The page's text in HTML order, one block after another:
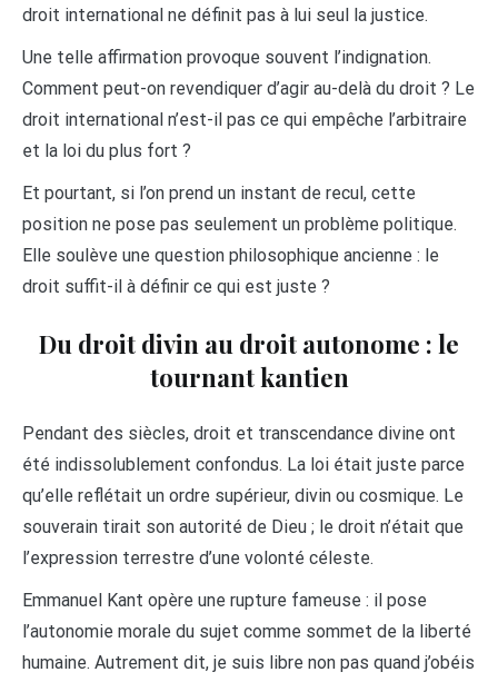
droit international ne définit pas à lui seul la justice.
Une telle affirmation provoque souvent l’indignation.
Comment peut-on revendiquer d’agir au-delà du droit ? Le
droit international n’est-il pas ce qui empêche l’arbitraire
et la loi du plus fort ?
Et pourtant, si l’on prend un instant de recul, cette
position ne pose pas seulement un problème politique.
Elle soulève une question philosophique ancienne : le
droit suffit-il à définir ce qui est juste ?
Du droit divin au droit autonome : le
tournant kantien
Pendant des siècles, droit et transcendance divine ont
été indissolublement confondus. La loi était juste parce
qu’elle reflétait un ordre supérieur, divin ou cosmique. Le
souverain tirait son autorité de Dieu ; le droit n’était que
l’expression terrestre d’une volonté céleste.
Emmanuel Kant opère une rupture fameuse : il pose
l’autonomie morale du sujet comme sommet de la liberté
humaine. Autrement dit, je suis libre non pas quand j’obéis